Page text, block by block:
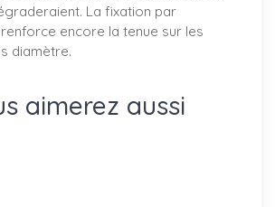
La fixation par
encore la tenue sur les
diamètre.
aimerez aussi